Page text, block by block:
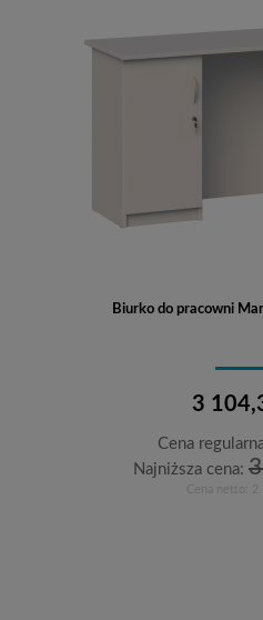
Biurko do pracowni
3
Cena
Najniższa cena: